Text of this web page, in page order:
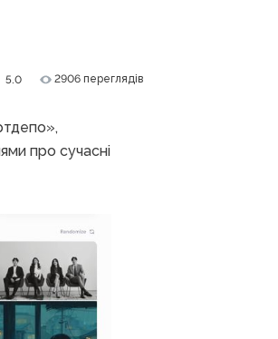
5.0 2906 переглядів
про сучасні